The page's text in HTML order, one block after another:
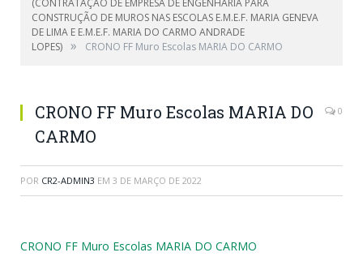
(CONTRATAÇÃO DE EMPRESA DE ENGENHARIA PARA
CONSTRUÇÃO DE MUROS NAS ESCOLAS E.M.E.F. MARIA GENEVA
DE LIMA E E.M.E.F. MARIA DO CARMO ANDRADE
LOPES) » CRONO FF Muro Escolas MARIA DO CARMO
CRONO FF Muro Escolas MARIA DO
CARMO
0
POR CR2-ADMIN3 EM 3 DE MARÇO DE 2022
CRONO FF Muro Escolas MARIA DO CARMO